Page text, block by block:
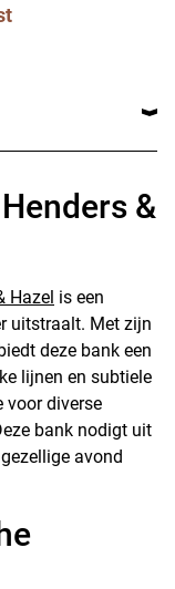
&
Hazel is een
uitstraalt. Met zijn
deze bank een
lijnen en subtiele
voor diverse
bank nodigt uit
avond